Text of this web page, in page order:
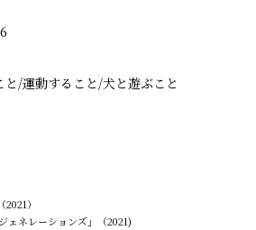
/運動すること/犬と遊ぶこと
）
ェネレーションズ」（2021)